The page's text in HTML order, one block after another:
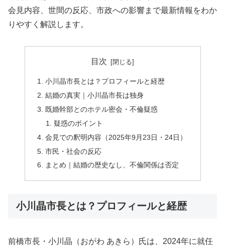
会見内容、世間の反応、市政への影響まで最新情報をわか
りやすく解説します。
目次
小川晶市長とは？プロフィールと経歴
結婚の真実｜小川晶市長は独身
既婚幹部とのホテル密会・不倫疑惑
疑惑のポイント
会見での釈明内容（2025年9月23日・24日）
市民・社会の反応
まとめ｜結婚の歴史なし、不倫関係は否定
小川晶市長とは？プロフィールと経歴
前橋市長・小川晶（おがわ あきら）氏は、2024年に就任